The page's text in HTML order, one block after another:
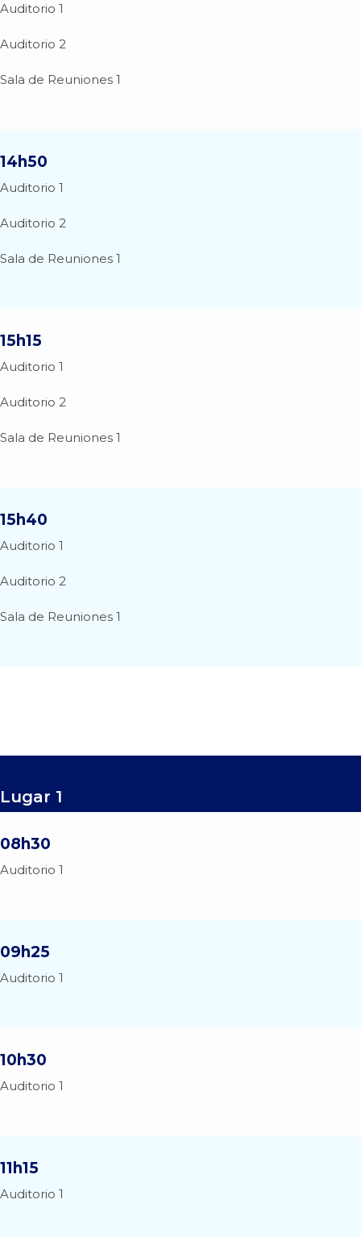
Auditorio 1
Auditorio 2
Sala de Reuniones 1
14h50
Auditorio 1
Auditorio 2
Sala de Reuniones 1
15h15
Auditorio 1
Auditorio 2
Sala de Reuniones 1
15h40
Auditorio 1
Auditorio 2
Sala de Reuniones 1
Lugar 1
Lugar 2
08h30
Auditorio 1
09h25
Auditorio 1
10h30
Auditorio 1
11h15
Auditorio 1